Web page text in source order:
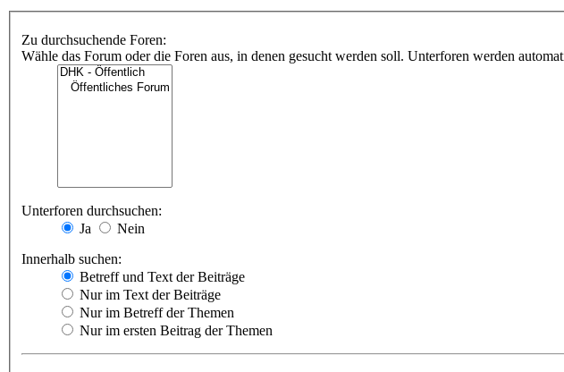
Zu durchsuchende Foren:
Wähle das Forum oder die Foren aus, in denen gesucht werden soll. Unterforen werden
Unterforen durchsuchen:
Ja
Nein
Innerhalb suchen:
Betreff und Text der Beiträge
Nur im Text der Beiträge
Nur im Betreff der Themen
Nur im ersten Beitrag der Themen